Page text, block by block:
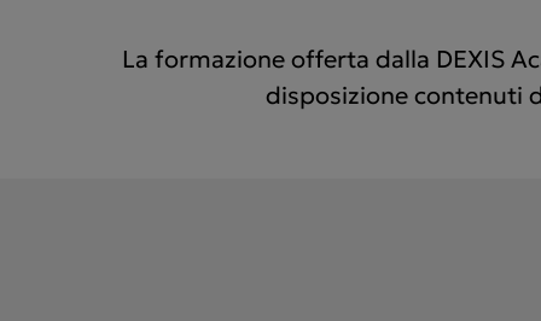
La formazione offerta dalla DEXIS
disposizione contenuti